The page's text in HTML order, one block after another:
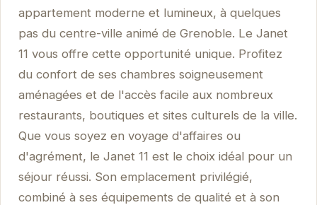
appartement moderne et lumineux, à quelques
pas du centre-ville animé de Grenoble. Le Janet
11 vous offre cette opportunité unique. Profitez
du confort de ses chambres soigneusement
aménagées et de l'accès facile aux nombreux
restaurants, boutiques et sites culturels de la ville.
Que vous soyez en voyage d'affaires ou
d'agrément, le Janet 11 est le choix idéal pour un
séjour réussi. Son emplacement privilégié,
combiné à ses équipements de qualité et à son